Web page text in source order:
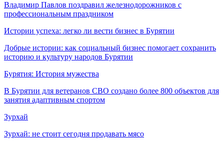
Владимир Павлов поздравил железнодорожников с
профессиональным праздником
Истории успеха: легко ли вести бизнес в Бурятии
Добрые истории: как социальный бизнес помогает сохранить
историю и культуру народов Бурятии
Бурятия: История мужества
В Бурятии для ветеранов СВО создано более 800 объектов для
занятия адаптивным спортом
Зурхай
Зурхай: не стоит сегодня продавать мясо